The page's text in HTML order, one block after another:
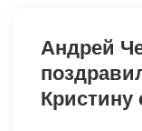
Андрей
Кристину